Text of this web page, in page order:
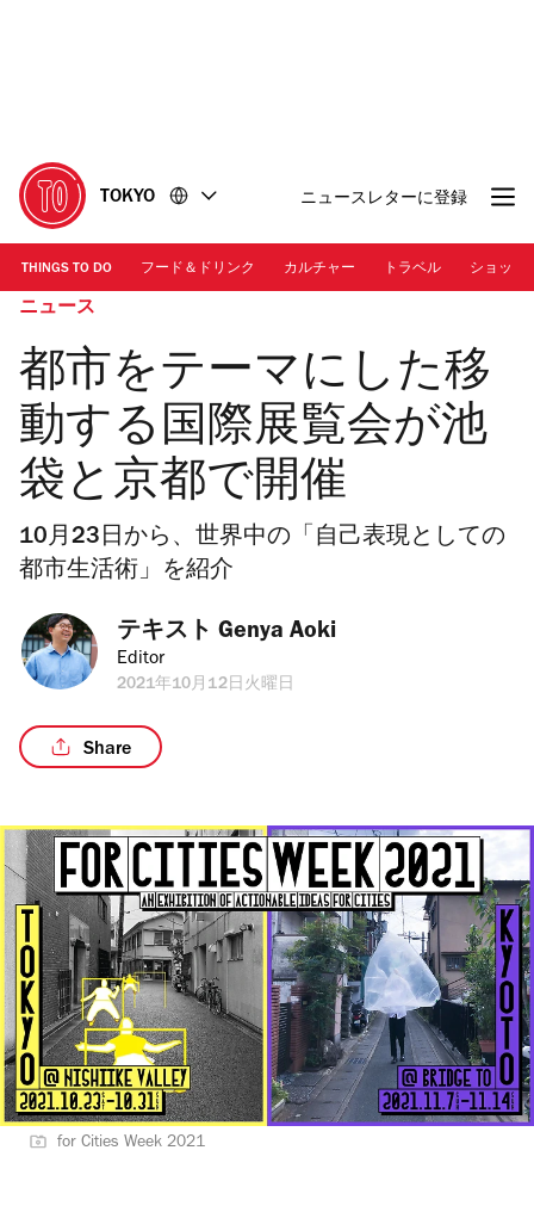
に
移
動
移
動
TOKYO ニュースレターに登録
THINGS TO DO フード＆ドリンク カルチャー トラベル ショッピ
ニュース
都市をテーマにした移
動する国際展覧会が池
袋と京都で開催
10月23日から、世界中の「自己表現としての
都市生活術」を紹介
テキスト Genya Aoki
Editor
2021年10月12日火曜日
Share
for Cities Week 2021